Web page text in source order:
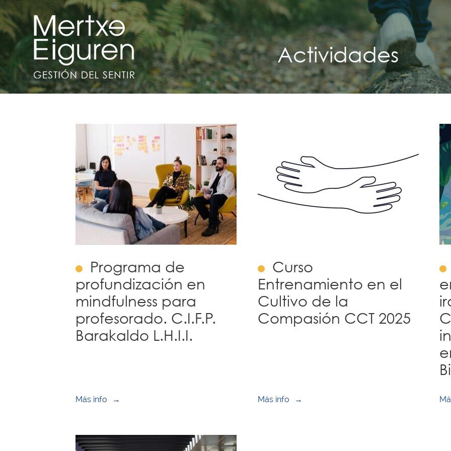
Actividades
Programa de
profundización en
mindfulness para
profesorado. C.I.F.P.
Barakaldo L.H.I.I.
Más info
Curso
Entrenamiento en el
Cultivo de la
Compasión CCT 2025
Más info